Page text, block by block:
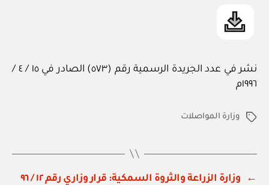
نشر في عدد الجريدة الرسمية رقم (٥٧٣) الصادر في ١٥ / ٤ /
١٩٩٦م
الوسوموزارة المواصلات
←
وزارة الزراعة والثروة السمكية: قرار وزاري رقم ١٢ / ٩٦